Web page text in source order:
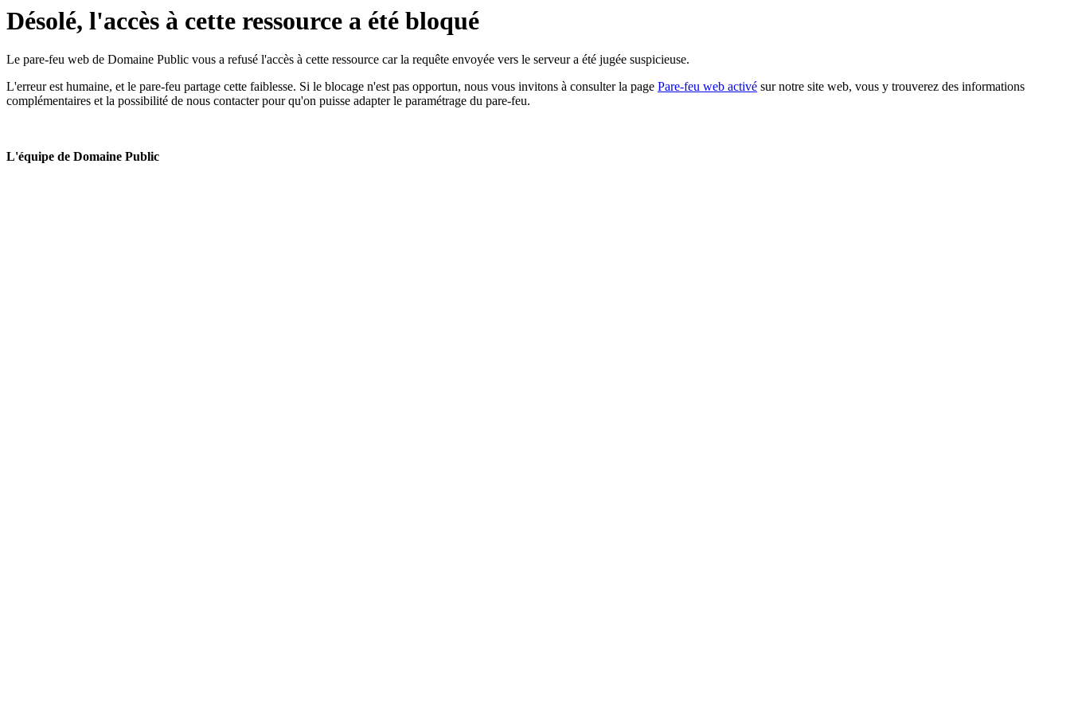
Désolé, l'accès à cette ressource a été bloqué
Le pare-feu web de Domaine Public vous a refusé l'accès à cette ressource car la requête envoyée vers le serveur a été jugée suspicieuse.
L'erreur est humaine, et le pare-feu partage cette faiblesse. Si le blocage n'est pas opportun, nous vous invitons à consulter la page Pare-feu web activé sur notre site web, vous y trouverez des informations
complémentaires et la possibilité de nous contacter pour qu'on puisse adapter le paramétrage du pare-feu.
L'équipe de Domaine Public